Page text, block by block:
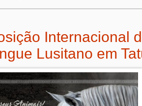
Internacional
Lusitano em